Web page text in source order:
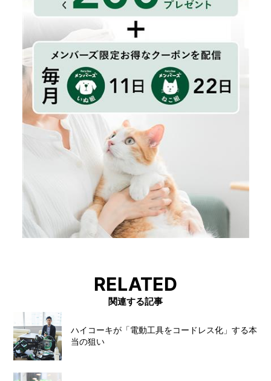
RELATED
関連する記事
ハイコーキが「電動工具をコードレス化」する本
当の狙い